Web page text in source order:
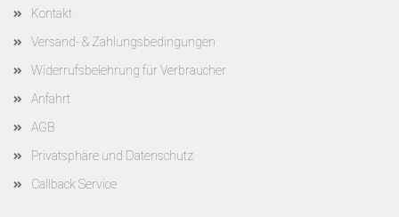
Kontakt
Versand- & Zahlungsbedingungen
Widerrufsbelehrung für Verbraucher
Anfahrt
AGB
Privatsphäre und Datenschutz
Callback Service